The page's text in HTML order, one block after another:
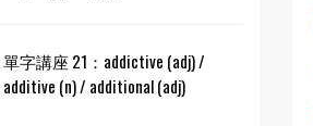
單字講座 21：addictive (adj) /
additive (n) / additional (adj)